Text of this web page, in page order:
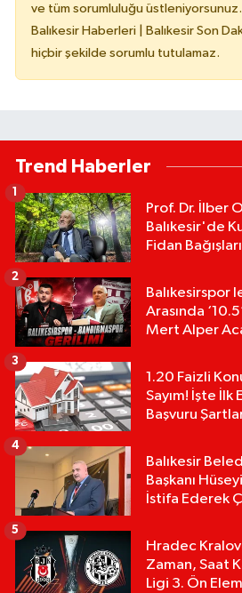
ve tüm sorumluluğu üstleniyorsunuz.
Balıkesir Haberleri | Balıkesir Son
hiçbir şekilde sorumlu tutulamaz.
Trend Haberler
Prof. Dr. İlber
Balıkesir'de
Fidan
1
Balıkesirspor
Arasında
Mert Alper
2
1.20 Faizli
Sayım! İşte İlk
Başvuru
3
Balıkesir
Başkanı Hüseyin
İstifa Ederek
4
Hradec
Zaman, Saat
Ligi 3. Ön
5